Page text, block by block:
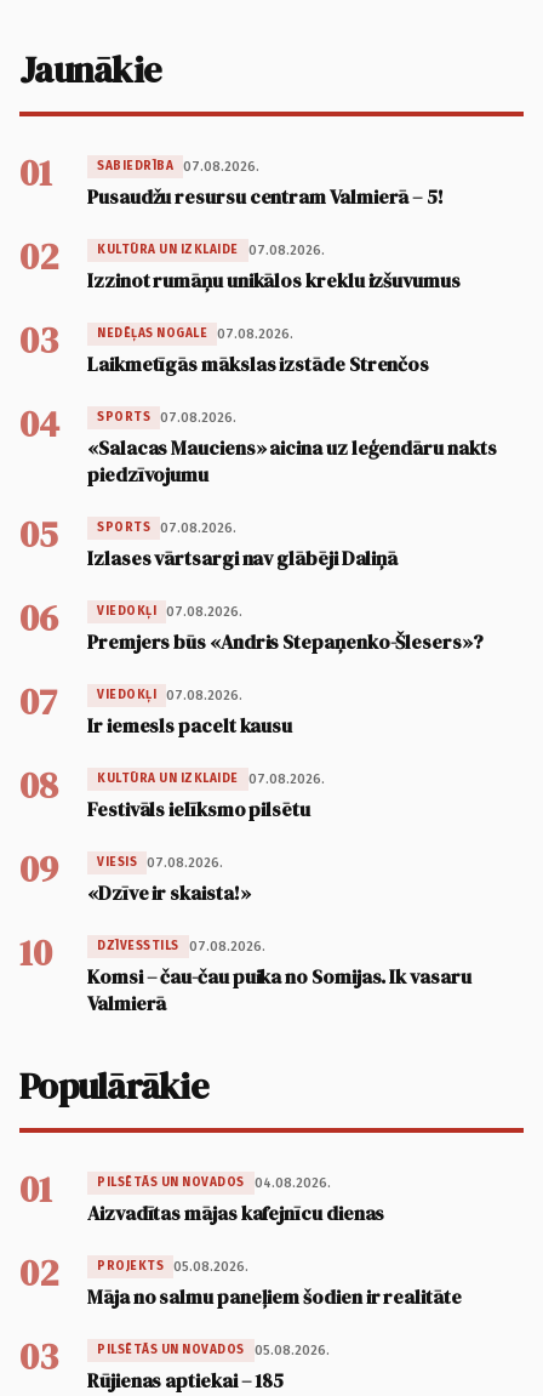
Jaunākie
01 SABIEDRĪBA 07.08.2026.
Pusaudžu resursu centram Valmierā – 5!
02 KULTŪRA UN IZKLAIDE 07.08.2026.
Izzinot rumāņu unikālos kreklu izšuvumus
03 NEDĒĻAS NOGALE 07.08.2026.
Laikmetīgās mākslas izstāde Strenčos
04 SPORTS 07.08.2026.
«Salacas Mauciens» aicina uz leģendāru nakts
piedzīvojumu
05 SPORTS 07.08.2026.
Izlases vārtsargi nav glābēji Daliņā
06 VIEDOKĻI 07.08.2026.
Premjers būs «Andris Stepaņenko-Šlesers»?
07 VIEDOKĻI 07.08.2026.
Ir iemesls pacelt kausu
08 KULTŪRA UN IZKLAIDE 07.08.2026.
Festivāls ielīksmo pilsētu
09 VIESIS 07.08.2026.
«Dzīve ir skaista!»
10 DZĪVESSTILS 07.08.2026.
Komsi – čau-čau puika no Somijas. Ik vasaru
Valmierā
Populārākie
01 PILSĒTĀS UN NOVADOS 04.08.2026.
Aizvadītas mājas kafejnīcu dienas
02 PROJEKTS 05.08.2026.
Māja no salmu paneļiem šodien ir realitāte
03 PILSĒTĀS UN NOVADOS 05.08.2026.
Rūjienas aptiekai – 185